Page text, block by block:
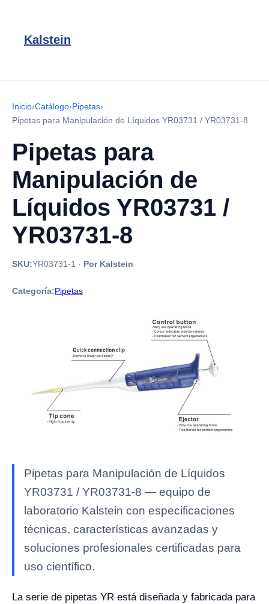
Kalstein
Inicio›Catálogo›Pipetas›
Pipetas para Manipulación de Líquidos YR03731 / YR03731-8
Pipetas para
Manipulación de
Líquidos YR03731 /
YR03731-8
SKU:YR03731-1 · Por Kalstein
Categoría:Pipetas
Pipetas para Manipulación de Líquidos
YR03731 / YR03731-8 — equipo de
laboratorio Kalstein con especificaciones
técnicas, características avanzadas y
soluciones profesionales certificadas para
uso científico.
La serie de pipetas YR está diseñada y fabricada para